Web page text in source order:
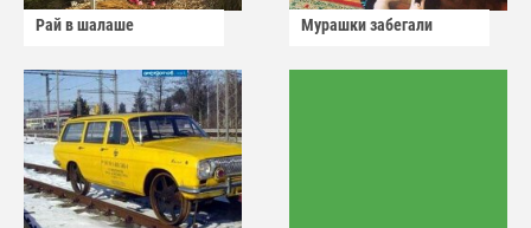
Рай в шалаше Мурашки забегали